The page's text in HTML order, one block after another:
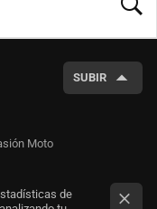
SUBIR
Moto
de